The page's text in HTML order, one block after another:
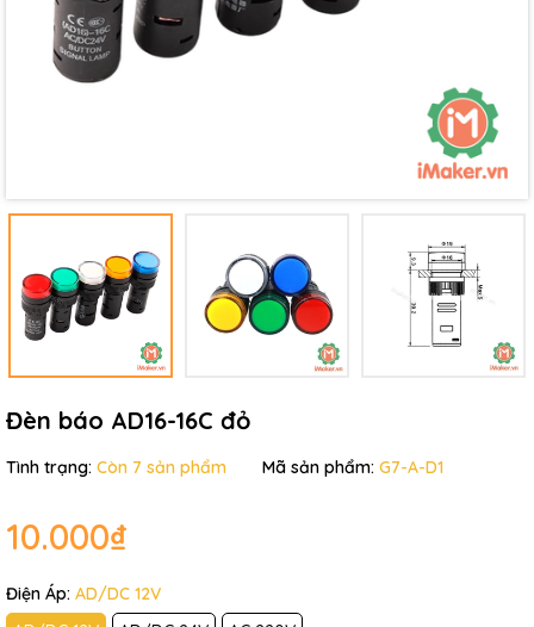
Đèn báo AD16-16C đỏ
Tình trạng: Còn 7 sản phẩm Mã sản phẩm: G7-A-D1
10.000₫
Điện Áp: AD/DC 12V
Điều kiện: